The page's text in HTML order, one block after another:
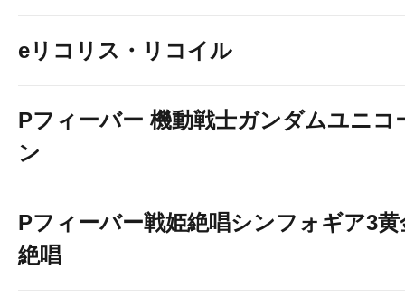
eリコリス・リコイル
Pフィーバー 機動戦士ガンダムユニコ
ン
Pフィーバー戦姫絶唱シンフォギア3黄
絶唱